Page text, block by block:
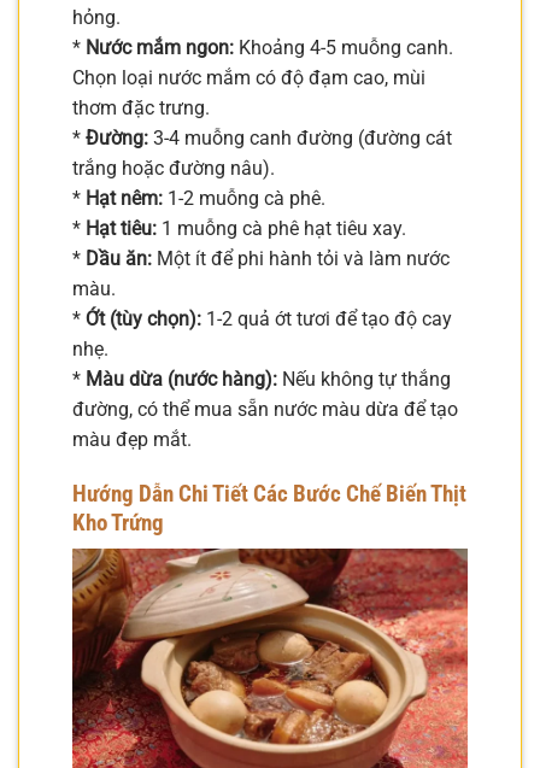
hỏng.
* Nước mắm ngon: Khoảng 4-5 muỗng canh.
Chọn loại nước mắm có độ đạm cao, mùi
thơm đặc trưng.
* Đường: 3-4 muỗng canh đường (đường cát
trắng hoặc đường nâu).
* Hạt nêm: 1-2 muỗng cà phê.
* Hạt tiêu: 1 muỗng cà phê hạt tiêu xay.
* Dầu ăn: Một ít để phi hành tỏi và làm nước
màu.
* Ớt (tùy chọn): 1-2 quả ớt tươi để tạo độ cay
nhẹ.
* Màu dừa (nước hàng): Nếu không tự thắng
đường, có thể mua sẵn nước màu dừa để tạo
màu đẹp mắt.
Hướng Dẫn Chi Tiết Các Bước Chế Biến Thịt
Kho Trứng